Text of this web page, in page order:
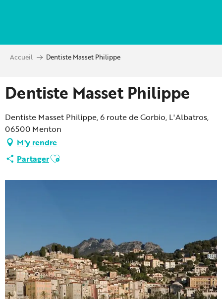
principal
Accueil Dentiste Masset Philippe
Dentiste Masset Philippe
Dentiste Masset Philippe, 6 route de Gorbio, L'Albatros,
06500 Menton
M'y rendre
PartagerAjouter aux favoris